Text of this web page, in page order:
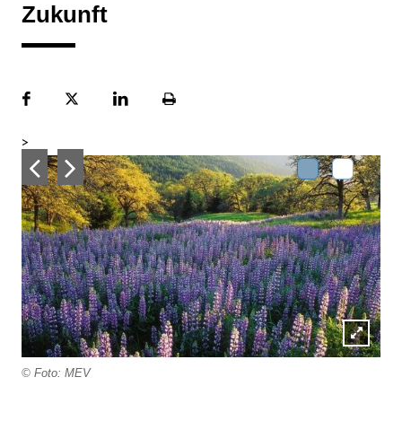
Zukunft
FacebookPlattformLinekdInSeite
>
Lightbox
© Foto: MEV